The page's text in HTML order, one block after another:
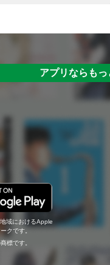
アプリならもっ
域におけるApple
クです。
標です。